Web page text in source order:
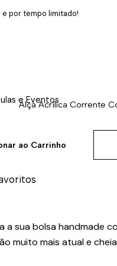
e Eventos
por tempo limitado!
Alça Acrílica Corrente
ao Carrinho
a sua bolsa handmade
muito mais atual e